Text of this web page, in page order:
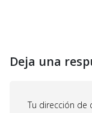
Deja una
Tu dirección de